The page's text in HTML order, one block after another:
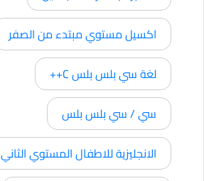
اكسيل مستوي مبتدء من الصفر
لغة سي بلس بلس C++
سي / سي بلس بلس
الانجليزية للاطفال المستوي الثاني